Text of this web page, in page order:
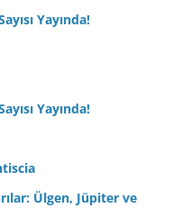
Yayında!
Yayında!
Ülgen, Jüpiter ve